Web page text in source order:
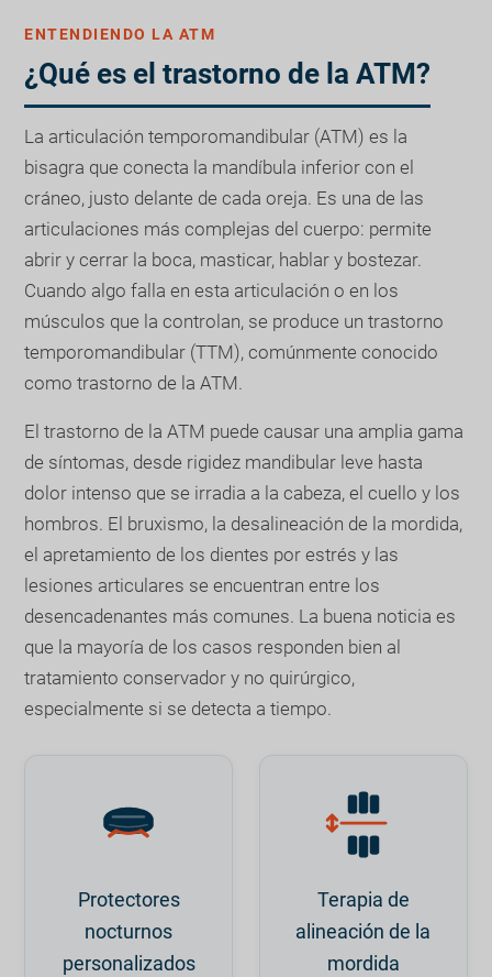
ENTENDIENDO LA ATM
¿Qué es el trastorno de la ATM?
La articulación temporomandibular (ATM) es la
bisagra que conecta la mandíbula inferior con el
cráneo, justo delante de cada oreja. Es una de las
articulaciones más complejas del cuerpo: permite
abrir y cerrar la boca, masticar, hablar y bostezar.
Cuando algo falla en esta articulación o en los
músculos que la controlan, se produce un trastorno
temporomandibular (TTM), comúnmente conocido
como trastorno de la ATM.
El trastorno de la ATM puede causar una amplia gama
de síntomas, desde rigidez mandibular leve hasta
dolor intenso que se irradia a la cabeza, el cuello y los
hombros. El bruxismo, la desalineación de la mordida,
el apretamiento de los dientes por estrés y las
lesiones articulares se encuentran entre los
desencadenantes más comunes. La buena noticia es
que la mayoría de los casos responden bien al
tratamiento conservador y no quirúrgico,
especialmente si se detecta a tiempo.
Protectores
nocturnos
personalizados
Terapia de
alineación de la
mordida